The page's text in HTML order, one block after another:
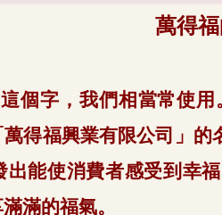
萬得
這個字，我們相當常使
得福興業有限公司」
出能使消費者感受到幸
滿的福氣。